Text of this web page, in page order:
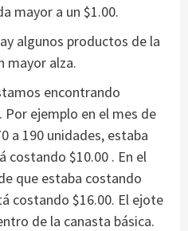
mayor a un $1.00.
algunos productos de la
mayor alza.
encontrando
ejemplo en el mes de
a 190 unidades, estaba
costando $10.00 . En el
que estaba costando
costando $16.00. El ejote
de la canasta básica.